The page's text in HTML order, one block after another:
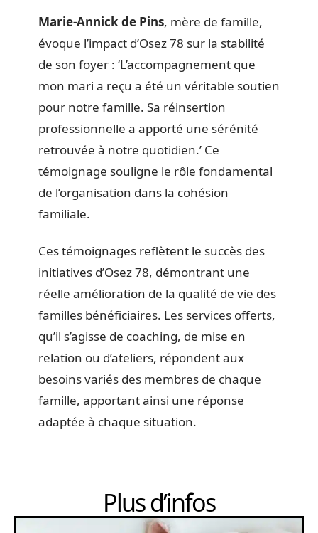
Marie-Annick de Pins, mère de famille,
évoque l’impact d’Osez 78 sur la stabilité
de son foyer : ‘L’accompagnement que
mon mari a reçu a été un véritable soutien
pour notre famille. Sa réinsertion
professionnelle a apporté une sérénité
retrouvée à notre quotidien.’ Ce
témoignage souligne le rôle fondamental
de l’organisation dans la cohésion
familiale.
Ces témoignages reflètent le succès des
initiatives d’Osez 78, démontrant une
réelle amélioration de la qualité de vie des
familles bénéficiaires. Les services offerts,
qu’il s’agisse de coaching, de mise en
relation ou d’ateliers, répondent aux
besoins variés des membres de chaque
famille, apportant ainsi une réponse
adaptée à chaque situation.
Plus d’infos